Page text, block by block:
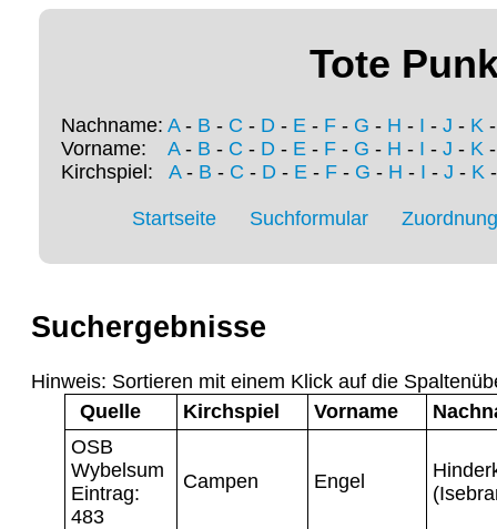
Tote
Nachname: A- B - C - D - E - F - G - H - I - J - K
Vorname: A- B - C - D - E - F - G - H - I - J - K
Kirchspiel: A- B - C - D- E- F- G - H - I - J - K
Startseite Suchformular
Suchergebnisse
Hinweis: Sortieren mit einem Klick auf die
Quelle
Kirchspiel Vorname
OSB
Wybelsum
Eintrag:
483
Campen Engel